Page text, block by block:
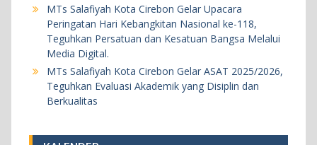
18 Mei 2026
BERITA KEGIATAN SEKOLAH
Khataman Juz 30 Kedelapan, Dua Siswi MTs
Salafiyah Kota Cirebon Tuntaskan Hafalan Al-
5 Agustus 2026
MTs Salafiyah Kota Cirebon Gelar Upacara
Peringatan Hari Kebangkitan Nasional ke-118,
Teguhkan Persatuan dan Kesatuan Bangsa Melalui
Media Digital.
MTs Salafiyah Kota Cirebon Gelar ASAT 2025/2026,
Teguhkan Evaluasi Akademik yang Disiplin dan
Berkualitas